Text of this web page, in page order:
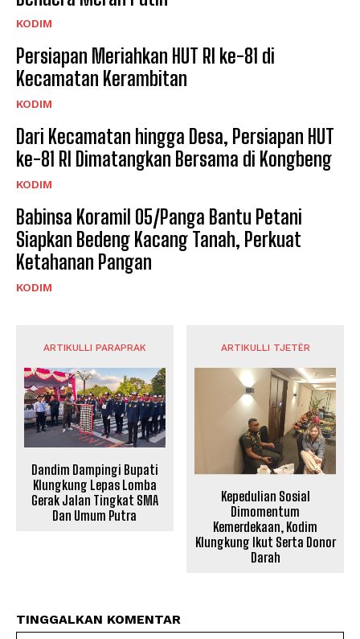
KODIM
Persiapan Meriahkan HUT RI ke-81 di
Kecamatan Kerambitan
KODIM
Dari Kecamatan hingga Desa, Persiapan HUT
ke-81 RI Dimatangkan Bersama di Kongbeng
KODIM
Babinsa Koramil 05/Panga Bantu Petani
Siapkan Bedeng Kacang Tanah, Perkuat
Ketahanan Pangan
KODIM
ARTIKULLI PARAPRAK
Dandim Dampingi Bupati
Klungkung Lepas Lomba
Gerak Jalan Tingkat SMA
Dan Umum Putra
ARTIKULLI TJETËR
Kepedulian Sosial
Dimomentum
Kemerdekaan, Kodim
Klungkung Ikut Serta Donor
Darah
TINGGALKAN KOMENTAR